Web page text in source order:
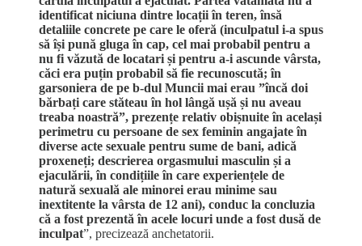
identificat niciuna dintre locații în teren, însă
detaliile concrete pe care le oferă (inculpatul i-a spus
să își pună gluga în cap, cel mai probabil pentru a
nu fi văzută de locatari și pentru a-i ascunde vârsta,
căci era puțin probabil să fie recunoscută; în
garsoniera de pe b-dul Muncii mai erau ”încă doi
bărbați care stăteau în hol lângă ușă și nu aveau
treaba noastră”, prezențe relativ obișnuite în același
perimetru cu persoane de sex feminin angajate în
diverse acte sexuale pentru sume de bani, adică
proxeneți; descrierea orgasmului masculin și a
ejaculării, în condițiile în care experiențele de
natură sexuală ale minorei erau minime sau
inextitente la vârsta de 12 ani), conduc la concluzia
că a fost prezentă în acele locuri unde a fost dusă de
inculpat”, precizează anchetatorii.